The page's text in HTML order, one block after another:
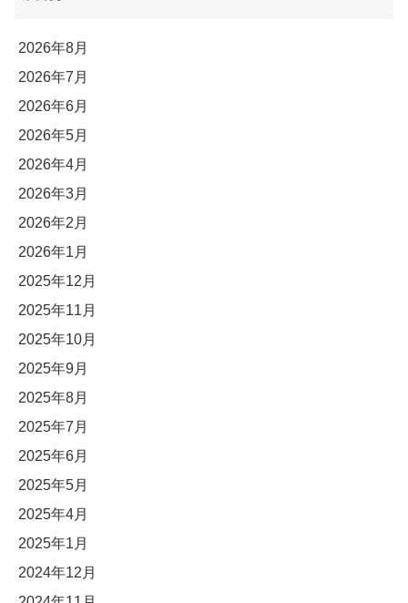
2026年8月
2026年7月
2026年6月
2026年5月
2026年4月
2026年3月
2026年2月
2026年1月
2025年12月
2025年11月
2025年10月
2025年9月
2025年8月
2025年7月
2025年6月
2025年5月
2025年4月
2025年1月
2024年12月